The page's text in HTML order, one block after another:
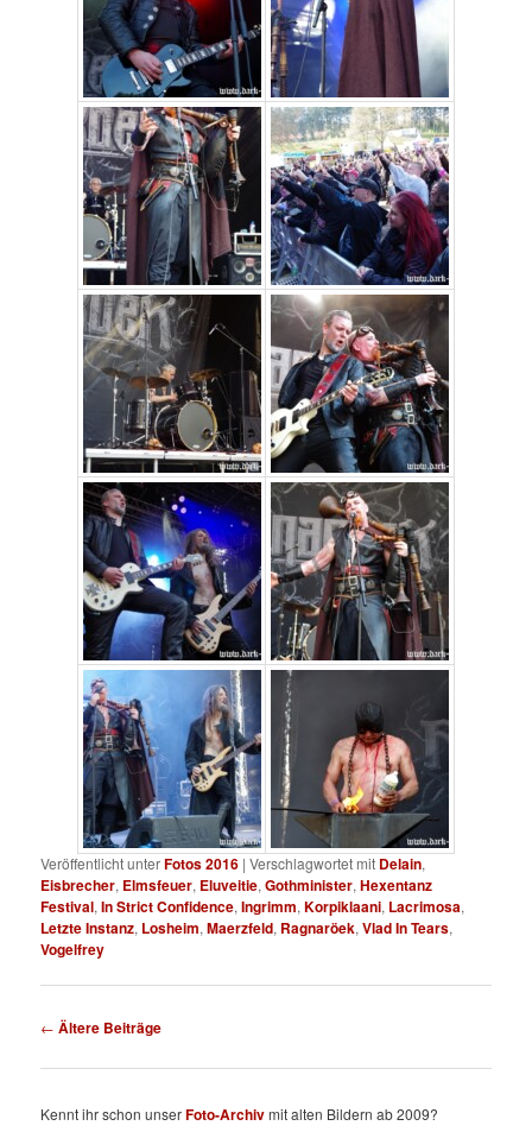
Veröffentlicht unterFotos 2016 |Verschlagwortet mit Delain,
Eisbrecher, Elmsfeuer, Eluveitie,Gothminister,Hexentanz
Festival,In Strict Confidence,Ingrimm,Korpiklaani, Lacrimosa,
Letzte Instanz, Losheim,Maerzfeld, Ragnaröek,Vlad In Tears,
Vogelfrey
Beitragsnavigation
← Ältere Beiträge
Kennt ihr schon unserFoto-Archivmit alten Bildern ab 2009?